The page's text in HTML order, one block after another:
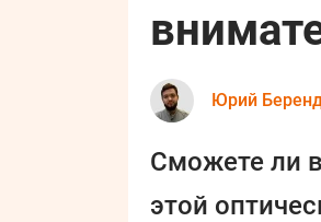
Юрий
Сможете ли
этой